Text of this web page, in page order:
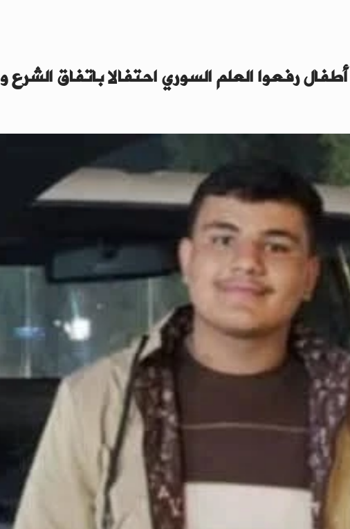
الحسكة.. "ب ي د" تعتقل 6 أطفال رفعوا العلم السوري احتفالا باتفاق الشرع و